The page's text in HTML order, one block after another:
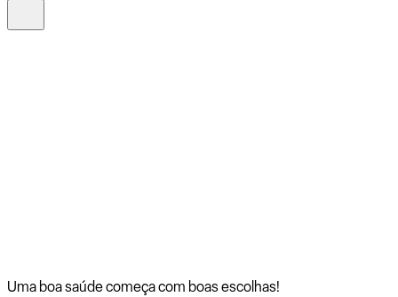
Uma boa saúde começa com boas escolhas!